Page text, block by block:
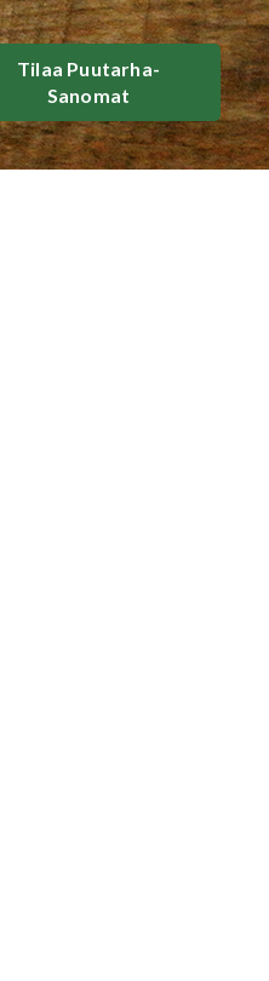
Tilaa Puutarha-
Sanomat